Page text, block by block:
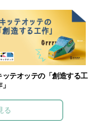
ッテオッテの「創造する工
る